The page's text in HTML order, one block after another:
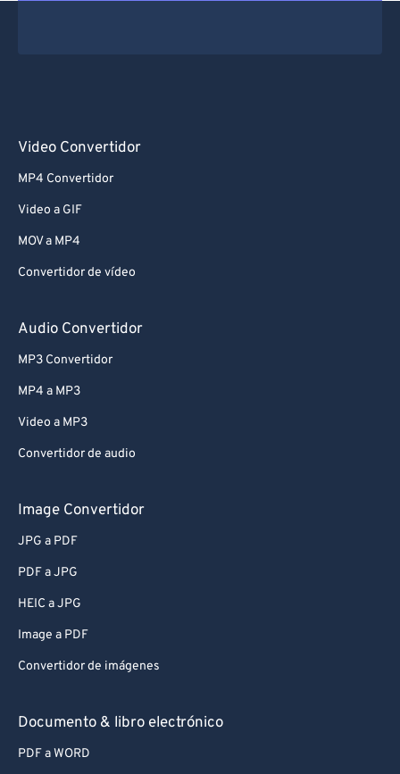
Video Convertidor
MP4 Convertidor
Video a GIF
MOV a MP4
Convertidor de vídeo
Audio Convertidor
MP3 Convertidor
MP4 a MP3
Video a MP3
Convertidor de audio
Image Convertidor
JPG a PDF
PDF a JPG
HEIC a JPG
Image a PDF
Convertidor de imágenes
Documento & libro electrónico
PDF a WORD